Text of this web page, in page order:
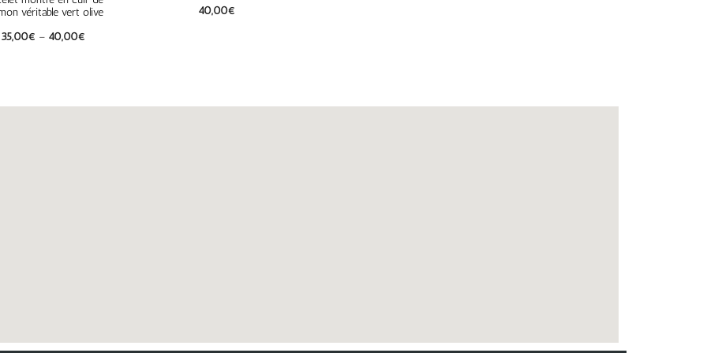
véritable vert olive
35,00€ – 40,00€
40,00€